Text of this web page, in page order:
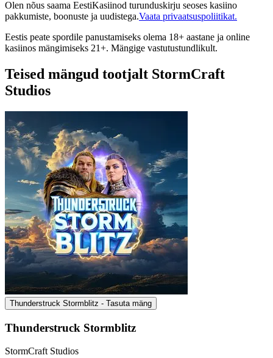
Olen nõus saama EestiKasiinod turunduskirju seoses kasiino
pakkumiste, boonuste ja uudistega.Vaata privaatsuspoliitikat.
Eestis peate spordile panustamiseks olema 18+ aastane ja online
kasiinos mängimiseks 21+. Mängige vastutustundlikult.
Teised mängud tootjalt StormCraft
Studios
Thunderstruck Stormblitz - Tasuta mäng
Thunderstruck Stormblitz
StormCraft Studios